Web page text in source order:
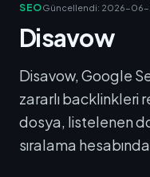
SEOGüncellendi: 2026-06-
Disavow
Disavow, Google
zararlı backlinkleri
dosya, listelenen
sıralama